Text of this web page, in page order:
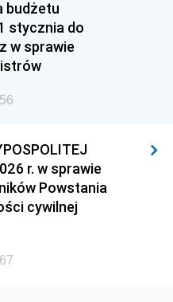
1946
budżetu
stycznia do
w sprawie
r. w sprawie
Powstania
cywilnej